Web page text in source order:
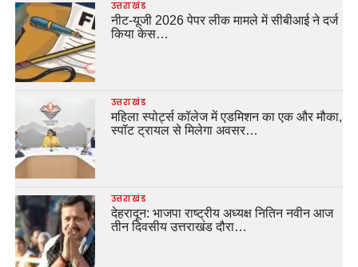
उत्तराखंड
नीट-यूजी 2026 पेपर लीक मामले में सीबीआई ने दर्ज
किया केस…
उत्तराखंड
महिला स्पोर्ट्स कॉलेज में एडमिशन का एक और मौका,
स्पॉट ट्रायल से मिलेगा अवसर…
उत्तराखंड
देहरादून: भाजपा राष्ट्रीय अध्यक्ष नितिन नवीन आज
तीन दिवसीय उत्तराखंड दौरा…